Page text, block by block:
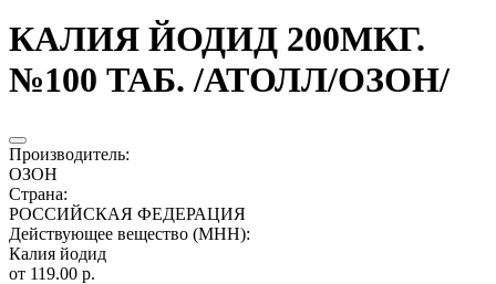
КАЛИЯ ЙОДИД 200МКГ.
№100 ТАБ. /АТОЛЛ/ОЗОН/
Производитель:
ОЗОН
Страна:
РОССИЙСКАЯ ФЕДЕРАЦИЯ
Действующее вещество (МНН):
Калия йодид
от 119.00 р.